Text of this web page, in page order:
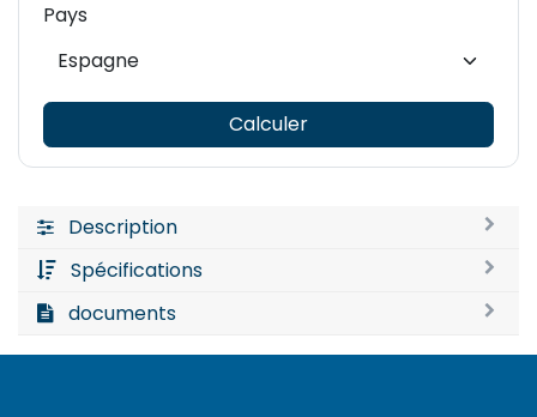
Pays
Calculer
Description
Spécifications
documents